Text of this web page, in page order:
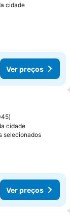
cidade
Ver preços
favoritos
cidade
selecionados
Ver preços